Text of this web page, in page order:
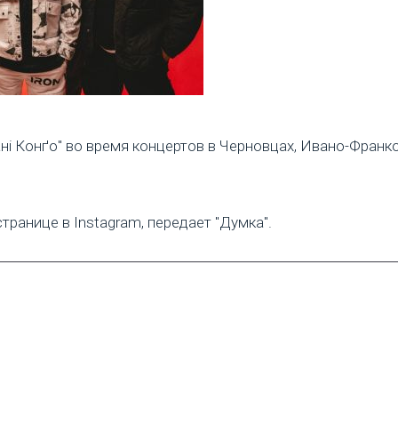
Конґо" во время концертов в Черновцах, Ивано-
в Instagram, передает "Думка".